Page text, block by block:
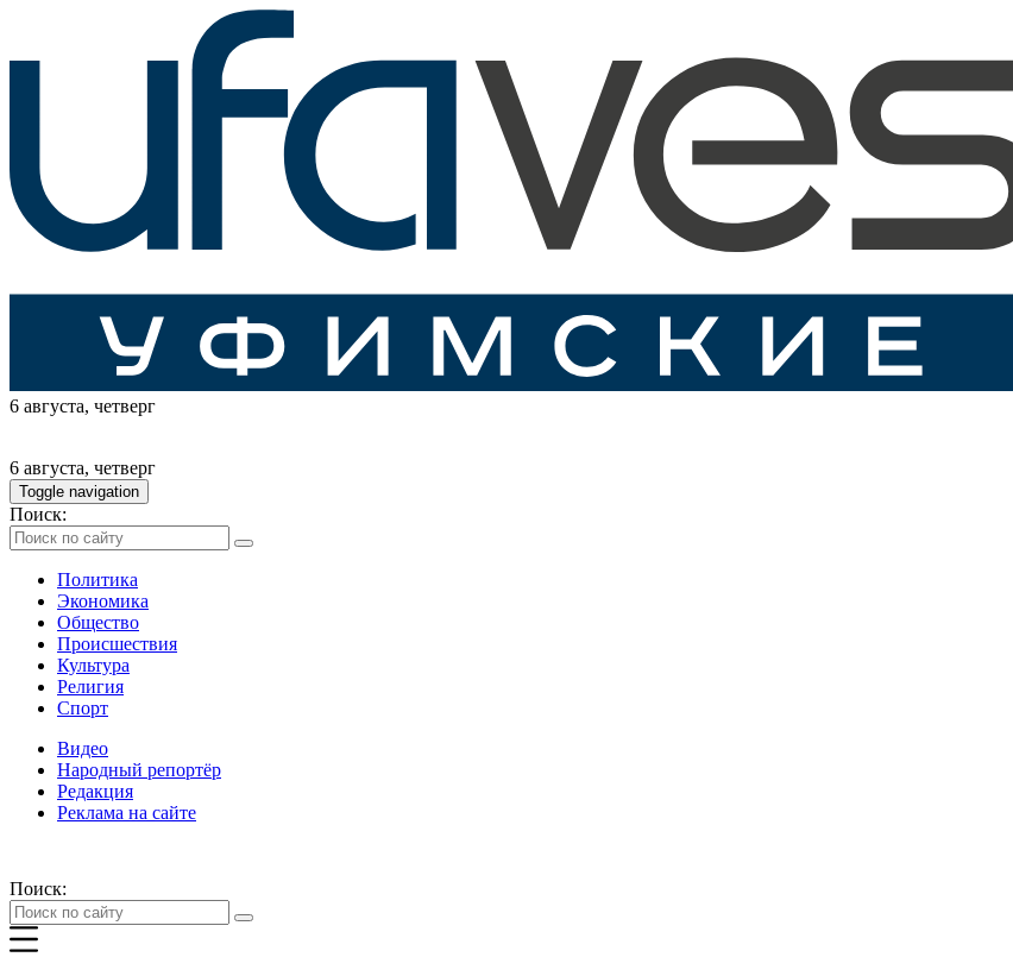
6 августа, четверг
6 августа, четверг
Toggle navigation
Поиск:
Политика
Экономика
Общество
Происшествия
Культура
Религия
Спорт
Видео
Народный репортёр
Редакция
Реклама на сайте
Поиск: